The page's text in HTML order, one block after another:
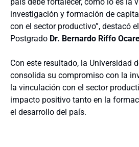
país debe fortalecer, como lo es la
investigación y formación de
con el sector productivo”, destacó
Postgrado Dr. Bernardo Riffo
Con este resultado, la Universidad
consolida su compromiso con la
la vinculación con el sector
impacto positivo tanto en la
el desarrollo del país.